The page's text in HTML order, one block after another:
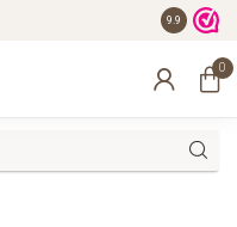
gratis
9.9
0